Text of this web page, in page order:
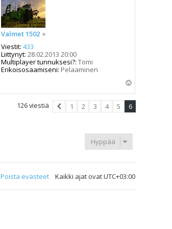
Valmet 1502
Viestit: 433
Liittynyt: 28.02.2013 20:00
Multiplayer tunnuksesi?: Tomi
Erikoisosaamiseni: Pelaaminen
ö
126 viestiä
1 2 3 4 5 6
Hyppää
Kaikki ajat ovatUTC+03:00
Poista evästeet